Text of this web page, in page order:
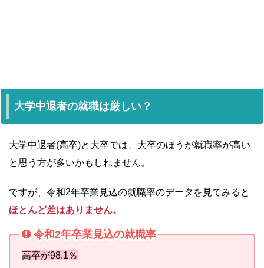
大学中退者の就職は厳しい？
大学中退者(高卒)と大卒では、大卒のほうが就職率が高い
と思う方が多いかもしれません。
ですが、令和2年卒業見込の就職率のデータを見てみると
ほとんど差はありません。
令和2年卒業見込の就職率
高卒が98.1％